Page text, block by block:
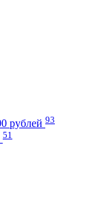
рублей 93
51